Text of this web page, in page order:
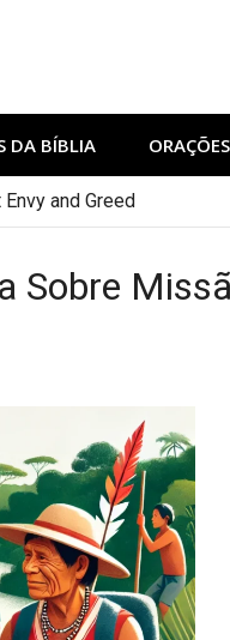
DA BÍBLIA
and Greed
Sobre